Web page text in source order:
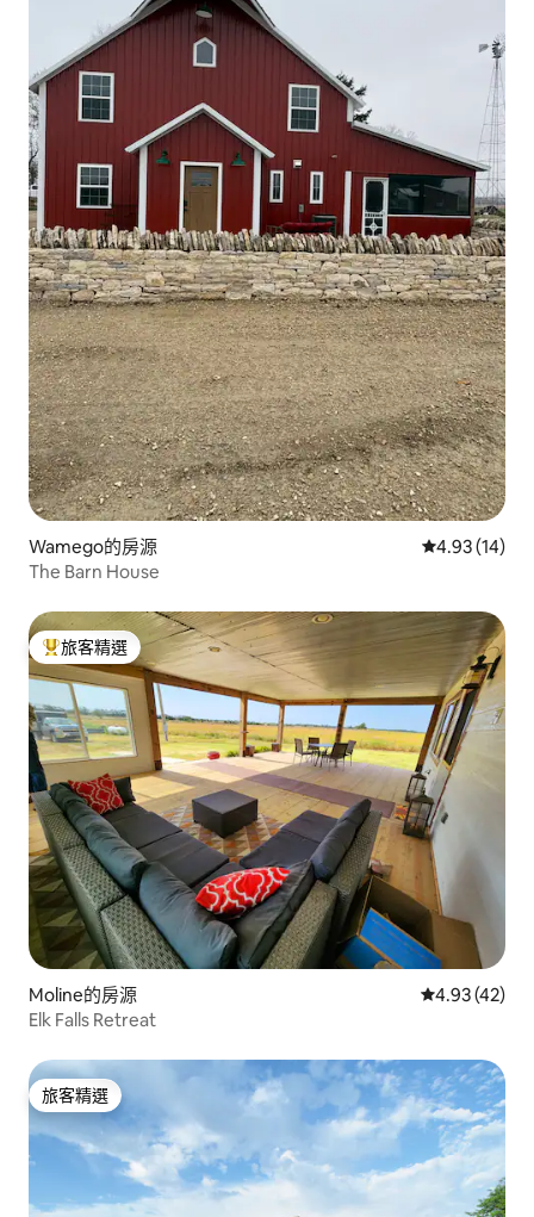
Wamego的房源 從 14 則評價
4.93 (14)
The Barn House
旅客精選榜首
旅客精選
Moline的房源 從 42 則評價
4.93 (42)
Elk Falls Retreat
旅客精選
旅客精選